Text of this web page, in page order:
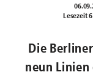
Lesezeit
Die
neun